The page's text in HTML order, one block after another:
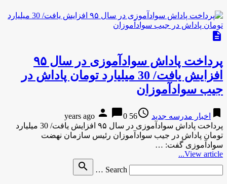
description
پرداخت پاداش سوادآموزی در سال ۹۵
افزایش یافت/ 30 میلیارد تومان پاداش در
جیب سوادآموزان
bookmark اخبار مدرسه جدید access_time
56 years ago
person chat_bubble0
پرداخت پاداش سوادآموزی در سال ۹۵ افزایش یافت/ 30 میلیارد
تومان پاداش در جیب سوادآموزان رئیس سازمان نهضت
سوادآموزی گفت: …
View article...
Search …
search